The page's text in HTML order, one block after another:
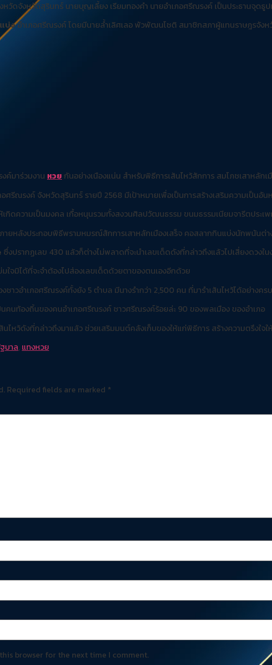
วัดจังหวัดสุรินทร์ นายบุญเลี้ยง เรียมทองคำ นายอำเภอศรีณรงค์ เป็นประธานจุดธูป
บ่งอำเภอศรีณรงค์ โดยมีนายล้ำเลิศเลอ พัวพัฒนโชติ สมาชิกสภาผู้แทนราษฎรจัง
ค์มาร่วมงาน หวย กันอย่างเนืองแน่น สำหรับพิธีการเส้นไหว้สักการ สมโภชเสาหลักเ
ศรีณรงค์ จังหวัดสุรินทร์ รายปี 2568 มีเป้าหมายเพื่อเป็นการสร้างเสริมความเป็นอัน
เกิดความเป็นมงคล เกื้อหนุนรวมทั้งสงวนศิลปวัฒนธรรม ขนมธรรมเนียมจารีตประเ
ภายหลังประกอบพิธีพรามหมรณ์สักการเสาหลักเมืองเสร็จ คอสลากกินแบ่งนักพนันต่า
ซึ่งปรากฏเลข 430 แล้วก็ต่างไม่พลาดที่จะนำเลขเด็ดดังที่กล่าวถึงแล้วไปเสี่ยงดวงใ
จมิได้ที่จะจำต้องไปส่องเลขเด็ดด้วยตาของตนเองอีกด้วย
ชาวอำเภอศรีณรงค์ทั้งยัง 5 ตำบล มีนางรำกว่า 2,500 คน ที่มารำเส้นไหว้ได้อย่างคร
นคนท้องถิ้นของคนอำเภอศรีณรงค์ ชาวศรีณรงค์ร้อยล่ะ 90 ของพลเมือง ของอำเภอ
ไหว้ดังที่กล่าวถึงมาแล้ว ช่วยเสริมมนต์คลังเก็บของให้แก่พิธีการ สร้างความตรึงใจ
บาล, แทงหวย
Required fields are marked *
browser for the next time I comment.